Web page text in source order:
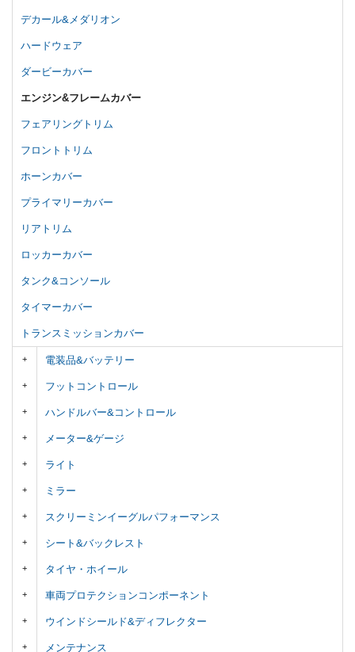
デカール&メダリオン
ハードウェア
ダービーカバー
エンジン&フレームカバー
フェアリングトリム
フロントトリム
ホーンカバー
プライマリーカバー
リアトリム
ロッカーカバー
タンク&コンソール
タイマーカバー
トランスミッションカバー
電装品&バッテリー
フットコントロール
ハンドルバー&コントロール
メーター&ゲージ
ライト
ミラー
スクリーミンイーグルパフォーマンス
シート&バックレスト
タイヤ・ホイール
車両プロテクションコンポーネント
ウインドシールド&ディフレクター
メンテナンス